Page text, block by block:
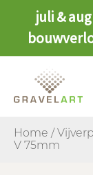
juli &
Home /
V 75mm